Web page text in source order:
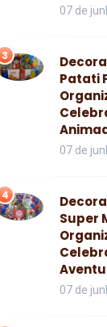
07 de
3
Patati
07 de
4
Super
07 de